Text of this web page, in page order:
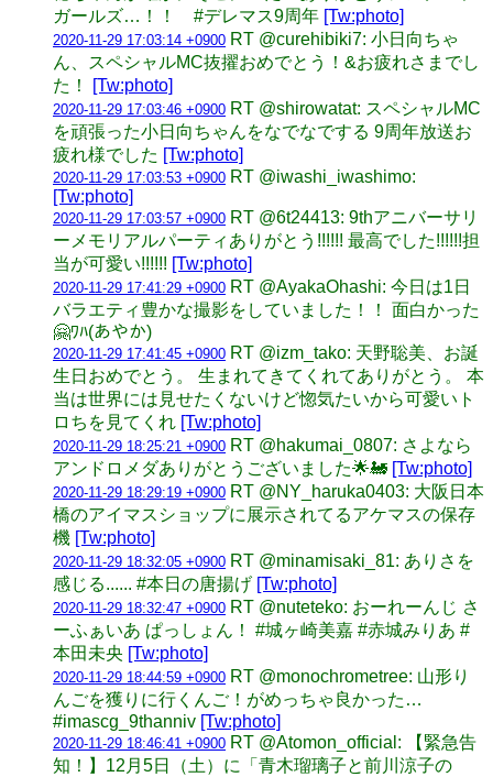
ガールズ…！！ #デレマス9周年 [Tw:photo]
2020-11-29 17:03:14 +0900 RT @curehibiki7: 小日向ちゃ
ん、スペシャルMC抜擢おめでとう！&お疲れさまでし
た！
[Tw:photo]
2020-11-29 17:03:46 +0900 RT @shirowatat: スペシャルMC
を頑張った小日向ちゃんをなでなでする 9周年放送お
疲れ様でした [Tw:photo]
2020-11-29 17:03:53 +0900 RT @iwashi_iwashimo:
[Tw:photo]
2020-11-29 17:03:57 +0900 RT @6t24413: 9thアニバーサリ
ーメモリアルパーティありがとう!!!!!! 最高でした!!!!!!担
当が可愛い!!!!!! [Tw:photo]
2020-11-29 17:41:29 +0900 RT @AyakaOhashi: 今日は1日
バラエティ豊かな撮影をしていました！！ 面白かった
🤗ﾜﾊ(あやか)
2020-11-29 17:41:45 +0900 RT @izm_tako: 天野聡美、お誕
生日おめでとう。 生まれてきてくれてありがとう。 本
当は世界には見せたくないけど惚気たいから可愛いト
ロちを見てくれ [Tw:photo]
2020-11-29 18:25:21 +0900 RT @hakumai_0807: さよなら
アンドロメダありがとうございました🌟🚂 [Tw:photo]
2020-11-29 18:29:19 +0900 RT @NY_haruka0403: 大阪日本
橋のアイマスショップに展示されてるアケマスの保存
機 [Tw:photo]
2020-11-29 18:32:05 +0900 RT @minamisaki_81: ありさを
感じる...... #本日の唐揚げ [Tw:photo]
2020-11-29 18:32:47 +0900 RT @nuteteko: おーれーんじ さ
ーふぁいあ ぱっしょん！ #城ヶ崎美嘉 #赤城みりあ #
本田未央 [Tw:photo]
2020-11-29 18:44:59 +0900 RT @monochrometree: 山形り
んごを獲りに行くんご！がめっちゃ良かった…
#imascg_9thanniv [Tw:photo]
2020-11-29 18:46:41 +0900 RT @Atomon_official: 【緊急告
知！】12月5日（土）に「青木瑠璃子と前川涼子の